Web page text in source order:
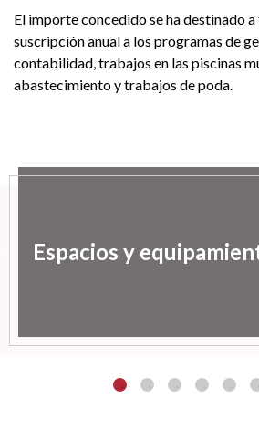
El importe concedido se ha destinado
suscripción anual a los programas de
contabilidad, trabajos en las piscinas
abastecimiento y trabajos de poda.
Espacios y